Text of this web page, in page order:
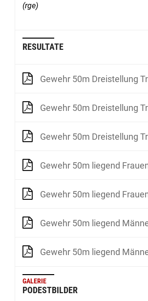
(rge)
RESULTATE
Gewehr 50m Dreistellung Trio Frauen
Gewehr 50m Dreistellung Trio Frauen
Gewehr 50m Dreistellung Trio Frauen
Gewehr 50m liegend
Gewehr 50m liegend
Gewehr 50m liegend
Gewehr 50m liegend
GALERIE
PODESTBILDER